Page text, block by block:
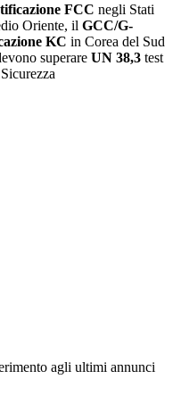
FCC negli Stati
Oriente, il GCC/G-
KC in Corea del Sud
superare UN 38,3 test
agli ultimi annunci